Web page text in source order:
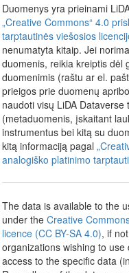
Duomenys yra prieinami
„Creative Commons“ 4.0
tarptautinės viešosios
nenumatyta kitaip. Jei
duomenis, reikia kreiptis dėl
duomenimis (raštu ar el.
prieigos prie duomenų
naudoti visų LiDA
(metaduomenis, įskaitant
instrumentus bei kitą su
kitą informaciją pagal
analogiško platinimo
The data is available to the
under the Creative
licence (CC BY-SA 4.0), if
organizations wishing to
access to the specific data